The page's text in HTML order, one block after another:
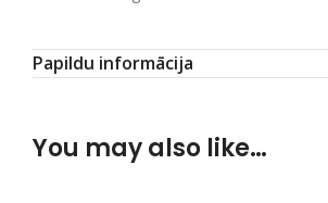
Papildu informācija
You may also like…